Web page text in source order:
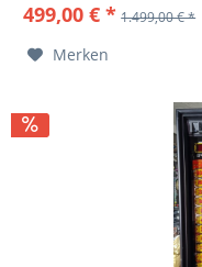
499,00 € * 1.499,00 € *
Merken